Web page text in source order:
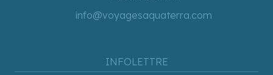
info@voyagesaquaterra.com
INFOLETTRE